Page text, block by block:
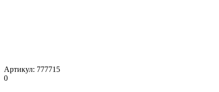
Артикул: 777715
0